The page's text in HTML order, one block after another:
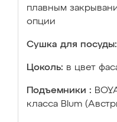
плавным
опции
Сушка для посуды:
Цоколь: в цвет
Подъемники :
класса Blum